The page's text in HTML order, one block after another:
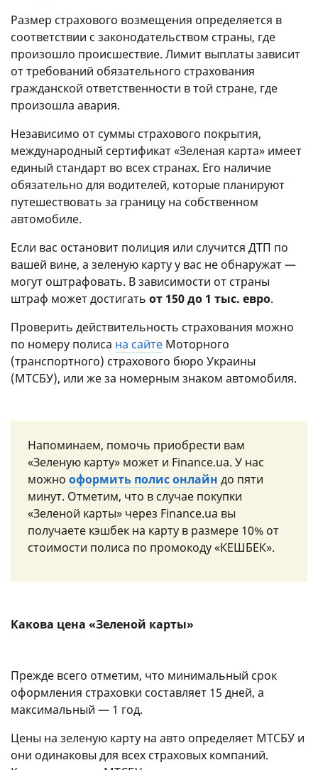
Размер страхового возмещения определяется в
соответствии с законодательством страны, где
произошло происшествие. Лимит выплаты зависит
от требований обязательного страхования
гражданской ответственности в той стране, где
произошла авария.
Независимо от суммы страхового покрытия,
международный сертификат «Зеленая карта» имеет
единый стандарт во всех странах. Его наличие
обязательно для водителей, которые планируют
путешествовать за границу на собственном
автомобиле.
Если вас остановит полиция или случится ДТП по
вашей вине, а зеленую карту у вас не обнаружат —
могут оштрафовать. В зависимости от страны
штраф может достигать от 150 до 1 тыс. евро.
Проверить действительность страхования можно
по номеру полиса на сайте Моторного
(транспортного) страхового бюро Украины
(МТСБУ), или же за номерным знаком автомобиля.
Напоминаем, помочь приобрести вам
«Зеленую карту» может и Finance.ua. У нас
можно оформить полис онлайн до пяти
минут. Отметим, что в случае покупки
«Зеленой карты» через Finance.ua вы
получаете кэшбек на карту в размере 10% от
стоимости полиса по промокоду «КЕШБЕК».
Какова цена «Зеленой карты»
Прежде всего отметим, что минимальный срок
оформления страховки составляет 15 дней, а
максимальный — 1 год.
Цены на зеленую карту на авто определяет МТСБУ и
они одинаковы для всех страховых компаний.